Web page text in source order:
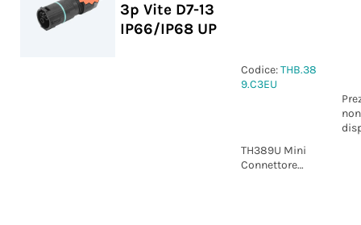
3p Vite D7-13
IP66/IP68 UP
Codice:THB.38
9.C3EU
non
TH389U Mini
Connettore